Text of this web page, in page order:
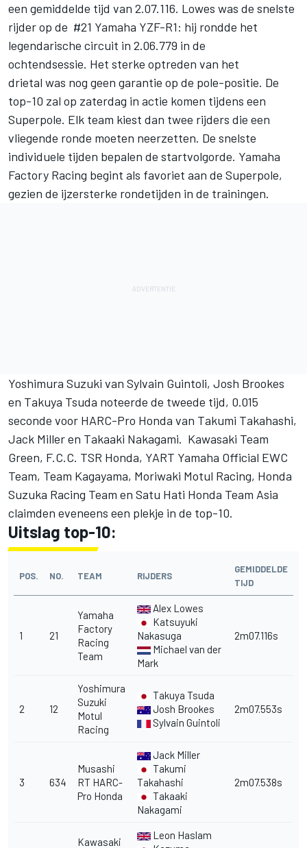
een gemiddelde tijd van 2.07.116. Lowes was de snelste
rijder op de #21 Yamaha YZF-R1: hij rondde het
legendarische circuit in 2.06.779 in de
ochtendsessie. Het sterke optreden van het
drietal was nog geen garantie op de pole-positie. De
top-10 zal op zaterdag in actie komen tijdens een
Superpole. Elk team kiest dan twee rijders die een
vliegende ronde moeten neerzetten. De snelste
individuele tijden bepalen de startvolgorde. Yamaha
Factory Racing begint als favoriet aan de Superpole,
gezien de ijzersterke rondetijden in de trainingen.
Yoshimura Suzuki van Sylvain Guintoli, Josh Brookes
en Takuya Tsuda noteerde de tweede tijd, 0.015
seconde voor HARC-Pro Honda van Takumi Takahashi,
Jack Miller en Takaaki Nakagami. Kawasaki Team
Green, F.C.C. TSR Honda, YART Yamaha Official EWC
Team, Team Kagayama, Moriwaki Motul Racing, Honda
Suzuka Racing Team en Satu Hati Honda Team Asia
claimden eveneens een plekje in de top-10.
Uitslag top-10:
POS. NO. TEAM RIJDERS
GEMIDDELDE
TIJD
1 21
Yamaha
Factory
Racing
Team
Alex Lowes
Katsuyuki
Nakasuga
Michael van der
Mark
2m07.116s
2 12
Yoshimura
Suzuki
Motul
Racing
Takuya Tsuda
Josh Brookes
Sylvain Guintoli
2m07.553s
3 634
Musashi
RT HARC-
Pro Honda
Jack Miller
Takumi
Takahashi
Takaaki
Nakagami
2m07.538s
Kawasaki
Leon Haslam